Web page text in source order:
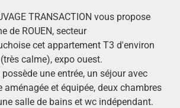
TRANSACTION vous propose
de ROUEN, secteur
cet appartement T3 d'environ
calme), expo ouest.
une entrée, un séjour avec
aménagée et équipée, deux chambres
salle de bains et wc indépendant.